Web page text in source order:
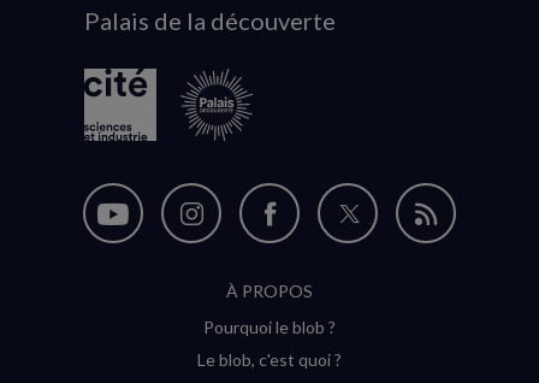
logo
Palais de la découverte
Nous
Nous
Instagram
(nouvelle
Nous
sur
Facebook
(nouvelle
Nous
Flux
À PROPOS
Pourquoi le blob ?
Le blob, c'est quoi ?